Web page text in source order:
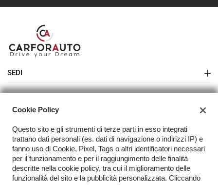
imputabili alla nostra volontà e non costituiscono in alcun
modo un vincolo contrattuale per il venditore. Il prezzo di
vendita non comprende tutti gli oneri accessori vigenti
quali ad esempio: il costo del trasferimento di proprietà, la
finanziamenti o leasing ecc.
I nostri consulenti sono a vostra disposizione per qualsiasi
chiarimento
SEDI
Sede di Melegnano
Contatti
Acquista il tuo veicolo online
FAQ
Cookie Policy
Questo sito e gli strumenti di terze parti in esso integrati
trattano dati personali (es. dati di navigazione o indirizzi IP) e
fanno uso di Cookie, Pixel, Tags o altri identificatori necessari
per il funzionamento e per il raggiungimento delle finalità
descritte nella cookie policy, tra cui il miglioramento delle
funzionalità del sito e la pubblicità personalizzata. Cliccando